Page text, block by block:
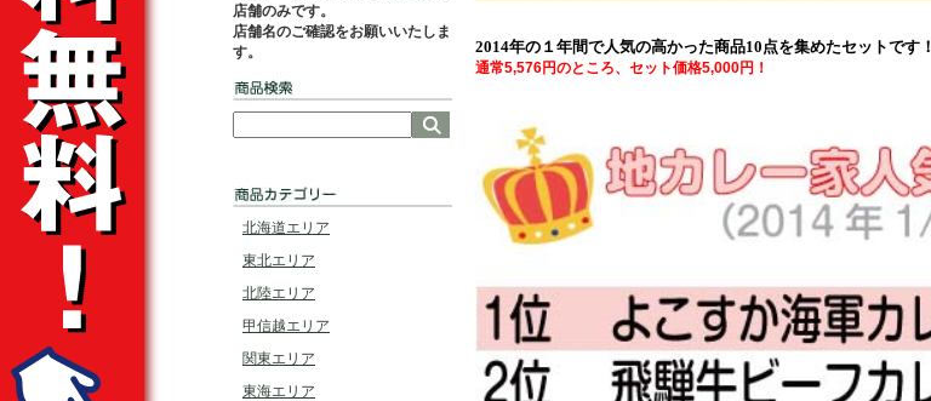
店舗のみです。
店舗名のご確認をお願いいたしま
す。
北海道エリア
東北エリア
北陸エリア
甲信越エリア
関東エリア
東海エリア
2014年の１年間で人気の高かった商品10点を集めたセットです！
通常5,576円のところ、セット価格5,000円！